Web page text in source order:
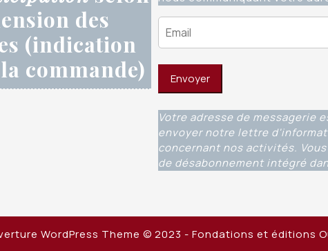
des
(indication
commande)
Votre adresse de messagerie
envoyer notre lettre
concernant nos activités.
de désabonnement intégré
WordPress Theme © 2023 - Fondations et éditions